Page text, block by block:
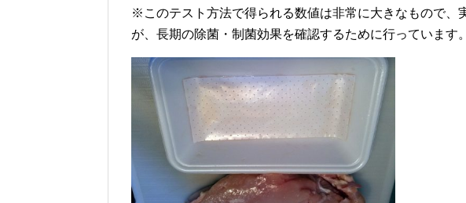
※このテスト方法で得られる数値は非常に大きなもので、
が、長期の除菌・制菌効果を確認するために行っています。